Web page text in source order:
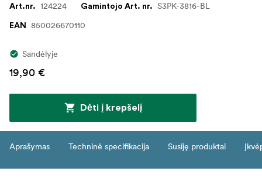
Art.nr. 124224 Gamintojo Art. nr. S3PK-3816-BL
EAN 850026670110
Sandėlyje
19,90 €
Dėti į krepšelį
Aprašymas Techninė specifikacija Susiję produktai